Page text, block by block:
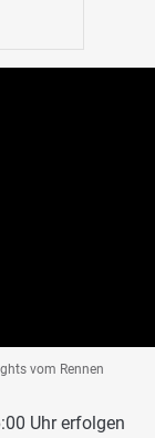
vom Rennen
Uhr erfolgen